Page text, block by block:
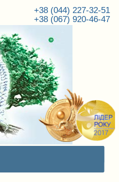
+38 (044) 227-32-51
+38 (067) 920-46-47
АЕ